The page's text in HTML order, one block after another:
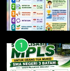
2
1